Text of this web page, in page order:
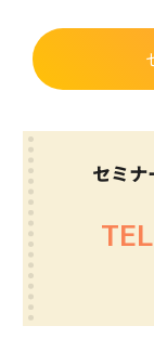
セミナ